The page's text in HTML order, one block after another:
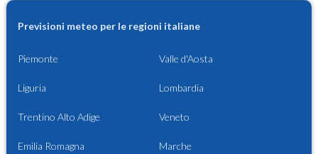
Previsioni meteo per le regioni italiane
Piemonte Valle d'Aosta
Liguria Lombardia
Trentino Alto Adige Veneto
Emilia Romagna Marche